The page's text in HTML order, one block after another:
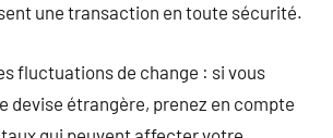
une transaction en toute sécurité.
fluctuations de change : si vous
devise étrangère, prenez en compte